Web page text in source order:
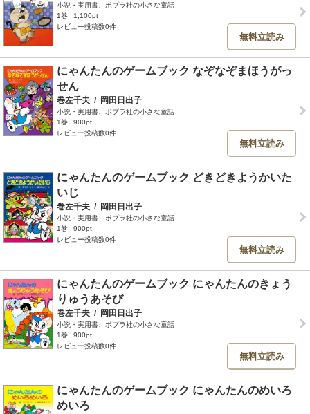
小説・実用書、ポプラ社の小さな童話
1巻
1,100pt
レビュー投稿数0件
無料立読み
にゃんたんのゲームブック なぞなぞまほうがっ
せん
巻左千夫 / 岡田日出子
小説・実用書、ポプラ社の小さな童話
1巻
900pt
レビュー投稿数0件
無料立読み
にゃんたんのゲームブック どきどきようかいた
いじ
巻左千夫 / 岡田日出子
小説・実用書、ポプラ社の小さな童話
1巻
900pt
レビュー投稿数0件
無料立読み
にゃんたんのゲームブック にゃんたんのきょう
りゅうあそび
巻左千夫 / 岡田日出子
小説・実用書、ポプラ社の小さな童話
1巻
900pt
レビュー投稿数0件
無料立読み
にゃんたんのゲームブック にゃんたんのめいろ
めいろ